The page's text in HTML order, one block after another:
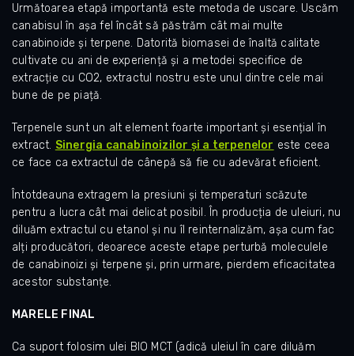
Următoarea etapă importantă este metoda de uscare. Uscăm
canabisul în așa fel încât să păstrăm cât mai multe
canabinoide și terpene. Datorită biomasei de înaltă calitate
cultivate cu ani de experiență și a metodei specifice de
extracție cu CO2, extractul nostru este unul dintre cele mai
bune de pe piață.
Terpenele sunt un alt element foarte important și esențial în
extract. Sinergia canabinoizilor și a terpenelor este ceea
ce face ca extractul de cânepă să fie cu adevărat eficient.
Întotdeauna extragem la presiuni și temperaturi scăzute
pentru a lucra cât mai delicat posibil. În producția de uleiuri, nu
diluăm extractul cu etanol și nu îl reinternalizăm, așa cum fac
alți producători, deoarece aceste etape perturbă moleculele
de canabinoizi și terpene și, prin urmare, pierdem eficacitatea
acestor substanțe.
MARELE FINAL
Ca suport folosim ulei BIO MCT (adică uleiul în care diluăm